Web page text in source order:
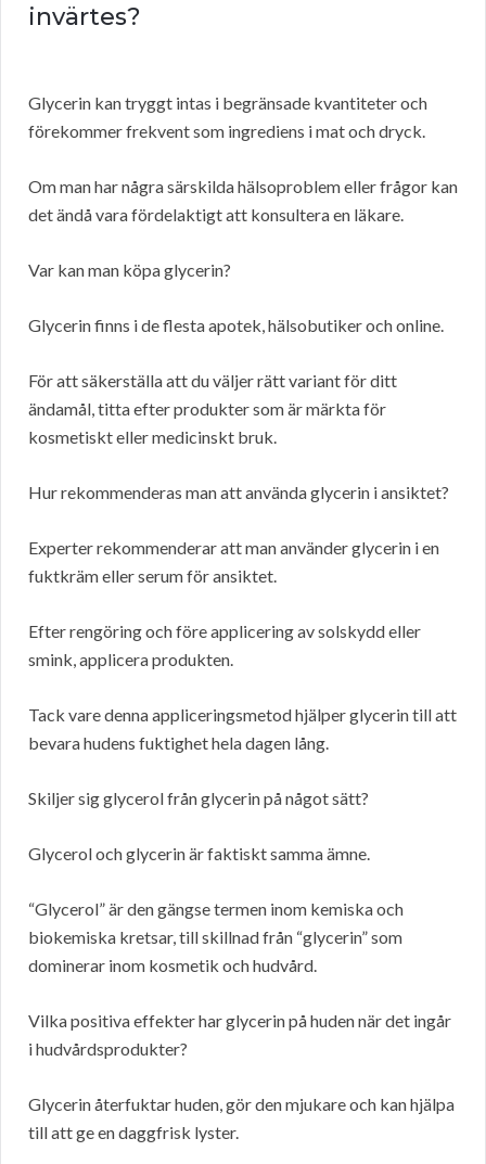
invärtes?
Glycerin kan tryggt intas i begränsade kvantiteter och
förekommer frekvent som ingrediens i mat och dryck.
Om man har några särskilda hälsoproblem eller frågor kan
det ändå vara fördelaktigt att konsultera en läkare.
Var kan man köpa glycerin?
Glycerin finns i de flesta apotek, hälsobutiker och online.
För att säkerställa att du väljer rätt variant för ditt
ändamål, titta efter produkter som är märkta för
kosmetiskt eller medicinskt bruk.
Hur rekommenderas man att använda glycerin i ansiktet?
Experter rekommenderar att man använder glycerin i en
fuktkräm eller serum för ansiktet.
Efter rengöring och före applicering av solskydd eller
smink, applicera produkten.
Tack vare denna appliceringsmetod hjälper glycerin till att
bevara hudens fuktighet hela dagen lång.
Skiljer sig glycerol från glycerin på något sätt?
Glycerol och glycerin är faktiskt samma ämne.
“Glycerol” är den gängse termen inom kemiska och
biokemiska kretsar, till skillnad från “glycerin” som
dominerar inom kosmetik och hudvård.
Vilka positiva effekter har glycerin på huden när det ingår
i hudvårdsprodukter?
Glycerin återfuktar huden, gör den mjukare och kan hjälpa
till att ge en daggfrisk lyster.